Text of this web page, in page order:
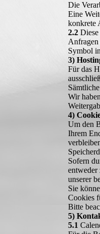
Die
Eine
konkrete
2.2
Anfragen
Symbol
3)
Für das
Wir
4)
Um den
Ihrem
Sofern
unserer
Sie
Cookies
Bitte
5)
5.1